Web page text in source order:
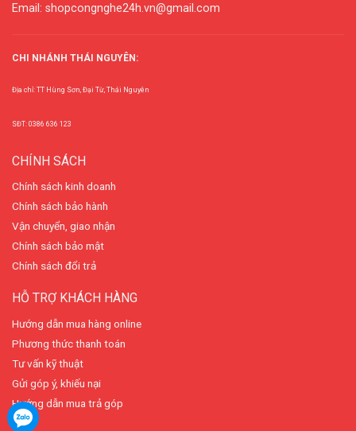
Email: shopcongnghe24h.vn@gmail.com
CHI NHÁNH THÁI NGUYÊN:
Địa chỉ: TT Hùng Sơn, Đại Từ, Thái Nguyên
SĐT: 0386 636 123
CHÍNH SÁCH
Chính sách kinh doanh
Chính sách bảo hành
Vận chuyển, giao nhận
Chính sách bảo mật
Chính sách đổi trả
HỖ TRỢ KHÁCH HÀNG
Hướng dẫn mua hàng online
Phương thức thanh toán
Tư vấn kỹ thuật
Gửi góp ý, khiếu nại
Hướng dẫn mua trả góp